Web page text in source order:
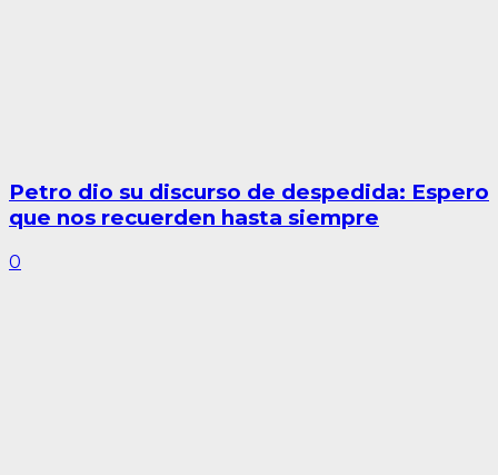
Petro dio su discurso de despedida: Espero
que nos recuerden hasta siempre
0